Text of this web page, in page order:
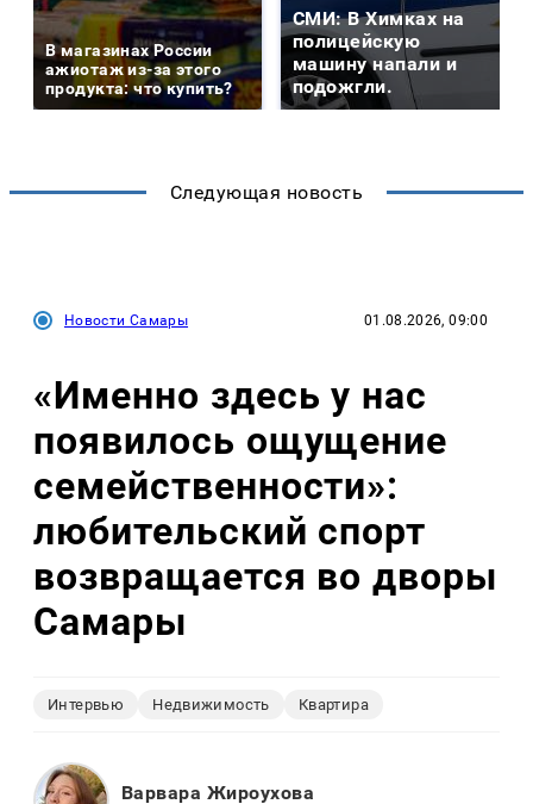
В магазинах России
ажиотаж из-за этого
продукта: что купить?
СМИ: В Химках на
полицейскую
машину напали и
подожгли.
Следующая новость
Новости Самары 01.08.2026, 09:00
«Именно здесь у нас
появилось ощущение
семейственности»:
любительский спорт
возвращается во дворы
Самары
Интервью Недвижимость Квартира
Варвара Жироухова